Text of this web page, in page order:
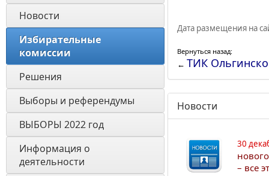
Новости
Избирательные
комиссии
Решения
Выборы и референдумы
ВЫБОРЫ 2022 год
Информация о
деятельности
Дата размещения на
Вернуться назад:
← ТИК
Новости
30
– все